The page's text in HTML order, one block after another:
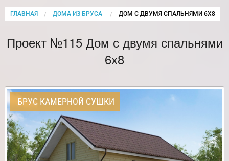
ГЛАВНАЯ ДОМА ИЗ БРУСА CURRENT:
ДОМ С ДВУМЯ СПАЛЬНЯМИ 6Х8
Проект №115 Дом с двумя спальнями
6х8
БРУС КАМЕРНОЙ СУШКИ